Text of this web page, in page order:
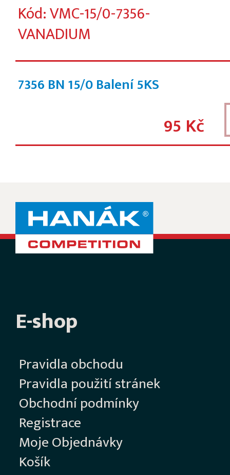
Kód: VMC-15/0-7356-
VANADIUM
7356 BN 15/0 Balení 5KS
95 Kč
E-shop
Pravidla obchodu
Pravidla použití stránek
Obchodní podmínky
Registrace
Moje Objednávky
Košík